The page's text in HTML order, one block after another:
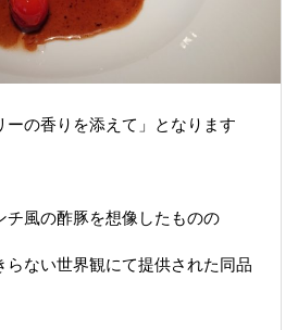
ーの香りを添えて」となります
チ風の酢豚を想像したものの
らない世界観にて提供された同品